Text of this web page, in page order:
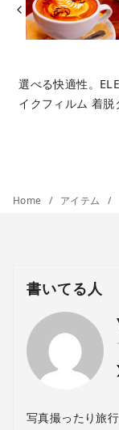
選べる快適性。
イクフィルム 着脱
Home アイテム
書いてる人
写真撮ったり旅